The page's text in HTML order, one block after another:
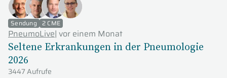
Sendung 2 CME
PneumoLive| vor einem Monat
Seltene Erkrankungen in der Pneumologie
2026
3447 Aufrufe